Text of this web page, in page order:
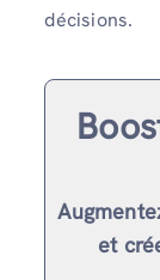
décisions.
et